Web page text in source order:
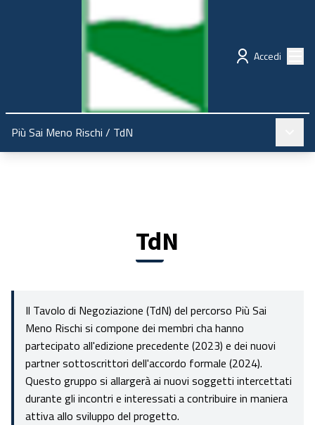
Regione Emilia-Romagna Partecipazione
Accedi
Più Sai Meno Rischi / TdN
TdN
Il Tavolo di Negoziazione (TdN) del percorso Più Sai
Meno Rischi si compone dei membri cha hanno
partecipato all'edizione precedente (2023) e dei nuovi
partner sottoscrittori dell'accordo formale (2024).
Questo gruppo si allargerà ai nuovi soggetti intercettati
durante gli incontri e interessati a contribuire in maniera
attiva allo sviluppo del progetto.